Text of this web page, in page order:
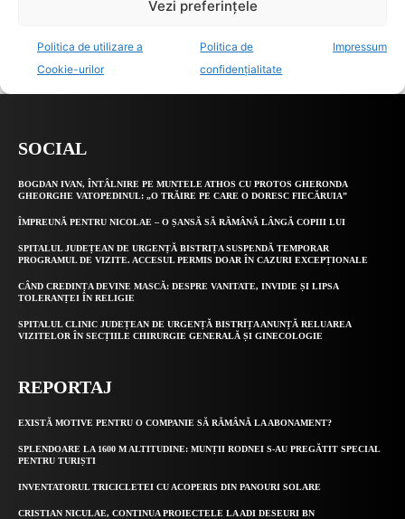
SOCIAL
BOGDAN IVAN, ÎNTÂLNIRE PE MUNTELE ATHOS CU PROTOS GHERONDA
GHEORGHE VATOPEDINUL: „O TRĂIRE PE CARE O DORESC FIECĂRUIA”
ÎMPREUNĂ PENTRU NICOLAE – O ȘANSĂ SĂ RĂMÂNĂ LÂNGĂ COPIII LUI
SPITALUL JUDEȚEAN DE URGENȚĂ BISTRIȚA SUSPENDĂ TEMPORAR
PROGRAMUL DE VIZITE. ACCESUL PERMIS DOAR ÎN CAZURI EXCEPȚIONALE
CÂND CREDINȚA DEVINE MASCĂ: DESPRE VANITATE, INVIDIE ȘI LIPSA
TOLERANȚEI ÎN RELIGIE
SPITALUL CLINIC JUDEȚEAN DE URGENȚĂ BISTRIȚA ANUNȚĂ RELUAREA
VIZITELOR ÎN SECȚIILE CHIRURGIE GENERALĂ ȘI GINECOLOGIE
REPORTAJ
EXISTĂ MOTIVE PENTRU O COMPANIE SĂ RĂMÂNĂ LA ABONAMENT?
SPLENDOARE LA 1600 M ALTITUDINE: MUNȚII RODNEI S-AU PREGĂTIT SPECIAL
PENTRU TURIȘTI
INVENTATORUL TRICICLETEI CU ACOPERIS DIN PANOURI SOLARE
CRISTIAN NICULAE, CONTINUA PROIECTELE LA ADI DESEURI BN